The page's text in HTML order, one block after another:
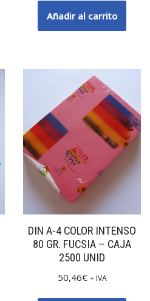
Añadir al carrito
DIN A-4 COLOR INTENSO
80 GR. FUCSIA – CAJA
2500 UNID
50,46€ + IVA